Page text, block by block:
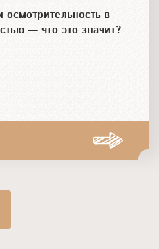
осмотрительность в
— что это значит?